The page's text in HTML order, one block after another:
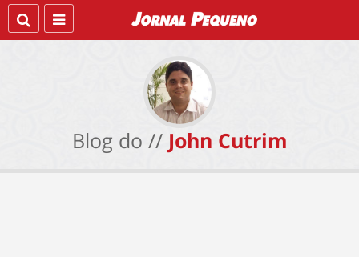
Blog do // John Cutrim